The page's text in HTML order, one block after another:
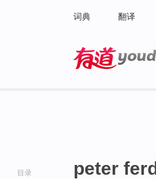
词典 翻译
目录 peter